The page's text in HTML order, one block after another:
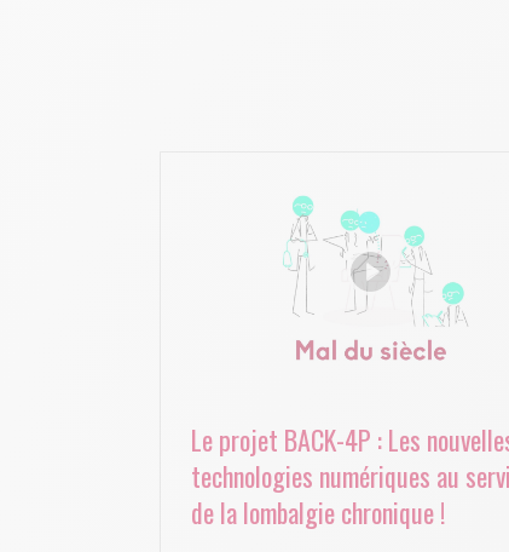
Le projet BACK-4P : Les
technologies numériques au
de la lombalgie chronique !